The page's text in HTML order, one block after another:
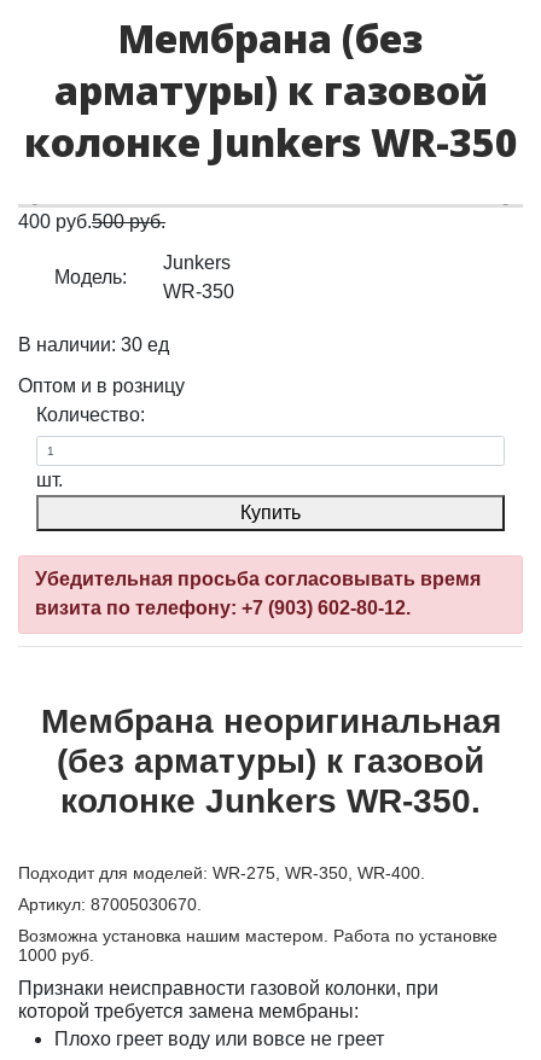
Мембрана (без
арматуры) к газовой
колонке Junkers WR-350
400 руб.500 руб.
Модель:
Junkers
WR-350
В наличии: 30 ед
Оптом и в розницу
Количество:
шт.
Купить
Убедительная просьба согласовывать время
визита по телефону: +7 (903) 602-80-12.
Мембрана неоригинальная
(без арматуры) к газовой
колонке Junkers WR-350.
Подходит для моделей: WR-275, WR-350, WR-400.
Артикул: 87005030670.
Возможна установка нашим мастером. Работа по установке
1000 руб.
Признаки неисправности газовой колонки, при
которой требуется замена мембраны:
Плохо греет воду или вовсе не греет